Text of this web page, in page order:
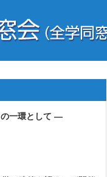
の一環として —